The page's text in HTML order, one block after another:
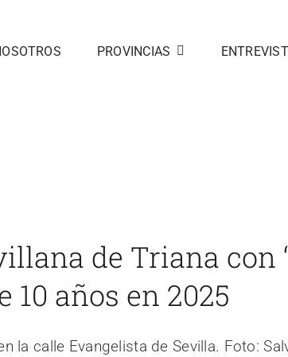
PROVINCIAS
de Triana con
10 años en 2025